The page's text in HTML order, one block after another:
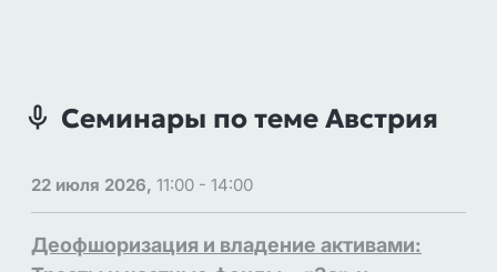
Семинары по теме Австрия
22 июля 2026, 11:00 - 14:00
Деофшоризация и владение активами: